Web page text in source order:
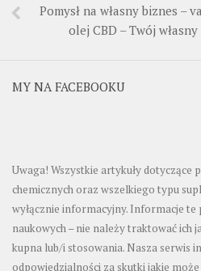
Pomysł na własny biznes –
olej CBD – Twój
MY NA FACEBOOKU
Uwaga! Wszystkie artykuły dotyczące
chemicznych oraz wszelkiego typu
wyłącznie informacyjny. Informacje te
naukowych – nie należy traktować ich
kupna lub/i stosowania. Nasza serwis
odpowiedzialności za skutki jakie